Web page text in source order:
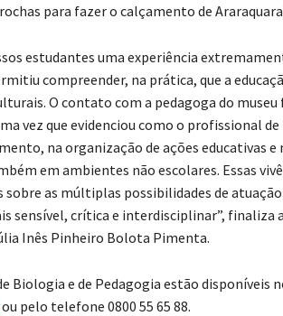
para fazer o calçamento de
estudantes uma experiência
compreender, na prática, que a
O contato com a pedagoga do museu
vez que evidenciou como o profissional de
na organização de ações educativas e
em ambientes não escolares. Essas
as múltiplas possibilidades de
sensível, crítica e interdisciplinar”, finaliza
Inês Pinheiro Bolota Pimenta.
Biologia e de Pedagogia estão disponíveis
pelo telefone 0800 55 65 88.